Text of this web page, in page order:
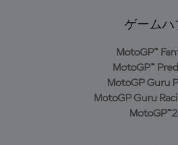
ゲームハ
MotoGP™
MotoGP™
MotoGP Guru
MotoGP Guru